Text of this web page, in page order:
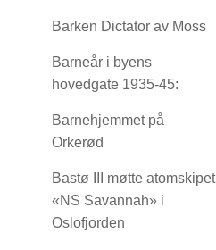
Barken Dictator av Moss
Barneår i byens
hovedgate 1935-45:
Barnehjemmet på
Orkerød
Bastø III møtte atomskipet
«NS Savannah» i
Oslofjorden